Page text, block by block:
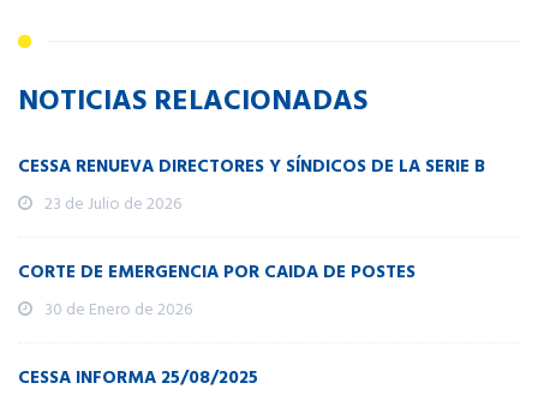
NOTICIAS RELACIONADAS
CESSA RENUEVA DIRECTORES Y SÍNDICOS DE LA SERIE B
23 de Julio de 2026
CORTE DE EMERGENCIA POR CAIDA DE POSTES
30 de Enero de 2026
CESSA INFORMA 25/08/2025